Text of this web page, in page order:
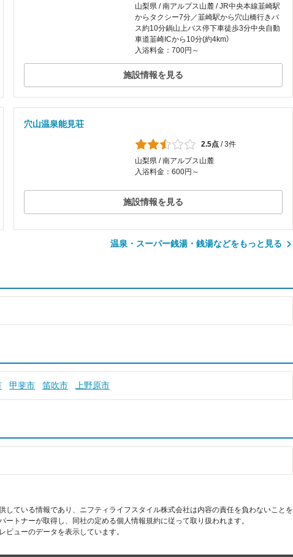
山梨県 / 南アルプス山麓 / JR中央本線韮崎駅
からタクシー7分／韮崎駅から穴山橋行きバ
ス約10分鍋山上バス停下車徒歩3分中央自動
車道韮崎ICから10分(約4km）
入浴料金：700円～
施設情報を見る
穴山温泉能見荘
2.5点 /3件
山梨県 / 南アルプス山麓
入浴料金：600円～
施設情報を見る
温泉・スーパー銭湯・銭湯などをもっと見る
甲斐市 笛吹市 上野原市
ている情報であり、ニフティライフスタイル株式会社は内容の責任を負わないことを
トナーが取得し、同社の定める個人情報規約に従って取り扱われます。
ューのデータを表示しています。